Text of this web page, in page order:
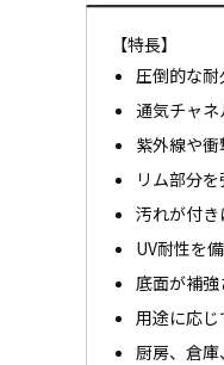
【特長】
圧倒的な
通気チャ
紫外線や
リム部分
汚れが付
UV耐性を
底面が補
用途に応
厨房、倉